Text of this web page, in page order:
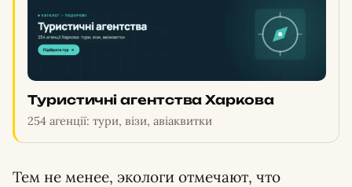
Туристичні агентства Харкова
254 агенції: тури, візи, авіаквитки
Тем не менее, экологи отмечают, что